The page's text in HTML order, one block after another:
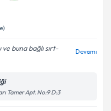
buna bağlı sırt-
Devamı
Tamer Apt. No:9 D:3